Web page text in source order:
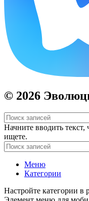
© 2026
Начните вводить
ищете.
Меню
Категории
Настройте категории в